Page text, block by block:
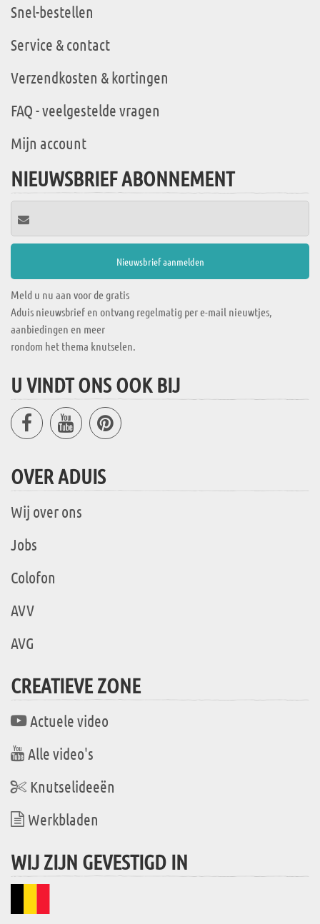
Snel-bestellen
Service & contact
Verzendkosten & kortingen
FAQ - veelgestelde vragen
Mijn account
NIEUWSBRIEF ABONNEMENT
Meld u nu aan voor de gratis
Aduis nieuwsbrief en ontvang regelmatig per e-mail nieuwtjes,
aanbiedingen en meer
rondom het thema knutselen.
U VINDT ONS OOK BIJ
OVER ADUIS
Wij over ons
Jobs
Colofon
AVV
AVG
CREATIEVE ZONE
Actuele video
Alle video's
Knutselideeën
Werkbladen
WIJ ZIJN GEVESTIGD IN